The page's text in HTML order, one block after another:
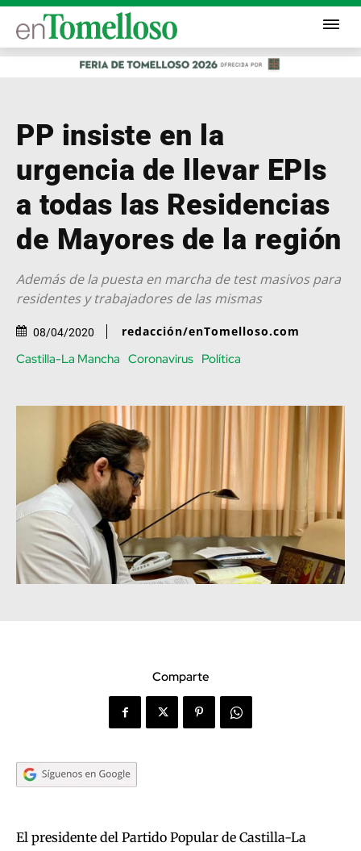
PP insiste en la
urgencia de llevar EPIs
a todas las Residencias
de Mayores de la región
Además de la puesta en marcha de test masivos para
residentes y trabajadores de las mismas
08/04/2020 redacción/enTomelloso.com
Castilla-La Mancha Coronavirus Política
Comparte
El presidente del Partido Popular de Castilla-La